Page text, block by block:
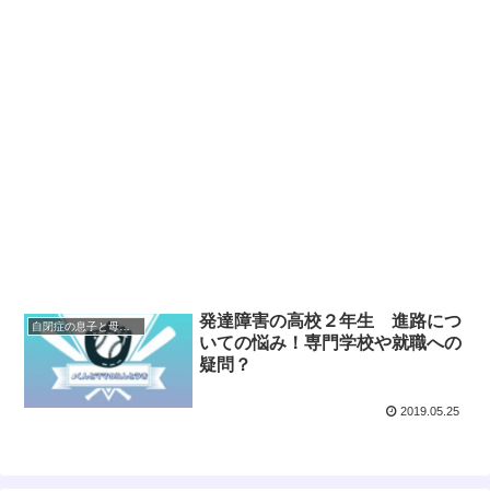
自閉症の息子と母の奮闘記 高校編
発達障害の高校２年生 進路につ
いての悩み！専門学校や就職への
疑問？
2019.05.25